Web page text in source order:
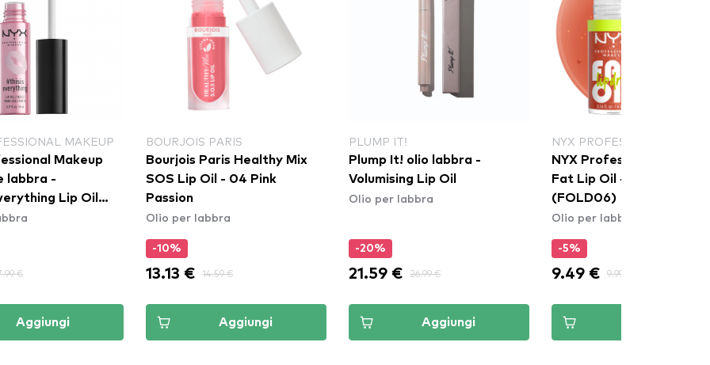
MAKEUP
Makeup
labbra -
Lip Oil
€
Aggiungi
BOURJOIS PARIS
Bourjois Paris Healthy Mix
SOS Lip Oil - 04 Pink
Passion
Olio per labbra
-10%
13.13 € 14.59 €
Aggiungi
PLUMP IT!
Plump It! olio labbra -
Volumising Lip Oil
Olio per labbra
-20%
21.59 € 26.99 €
Aggiungi
NYX PROFESSIONAL
NYX Professional
Fat Lip Oil - Follow Back
(FOLD06)
Olio per labbra
-5%
9.49 € 9.99 €